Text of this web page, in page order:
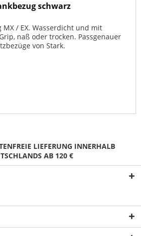
schwarz
MX / EX. Wasserdicht und mit
naß oder trocken. Passgenauer
von Stark.
LIEFERUNG INNERHALB
AB 120 €